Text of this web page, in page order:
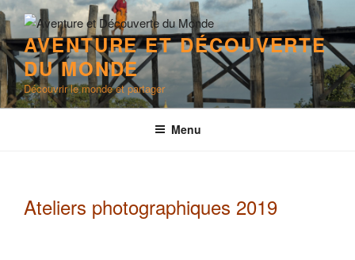
Aller
au
contenu
principal
AVENTURE ET DÉCOUVERTE
DU MONDE
Découvrir le monde et partager
Menu
Ateliers photographiques 2019